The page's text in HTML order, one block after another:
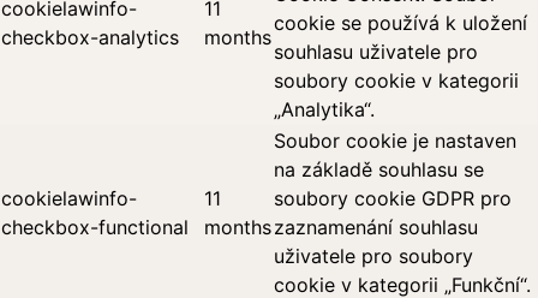
cookielawinfo-
checkbox-analytics
11
months
cookie se používá k uložení
souhlasu uživatele pro
soubory cookie v kategorii
„Analytika“.
cookielawinfo-
checkbox-functional
11
months
Soubor cookie je nastaven
na základě souhlasu se
soubory cookie GDPR pro
zaznamenání souhlasu
uživatele pro soubory
cookie v kategorii „Funkční“.